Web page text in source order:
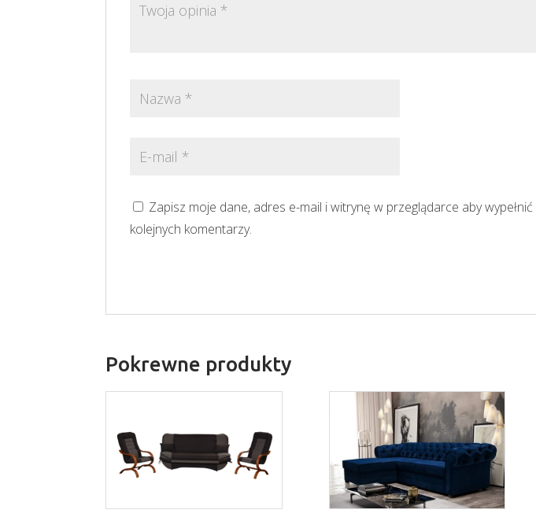
Zapisz moje dane, adres e-mail i witrynę w przeglądarce aby
kolejnych komentarzy.
Pokrewne produkty